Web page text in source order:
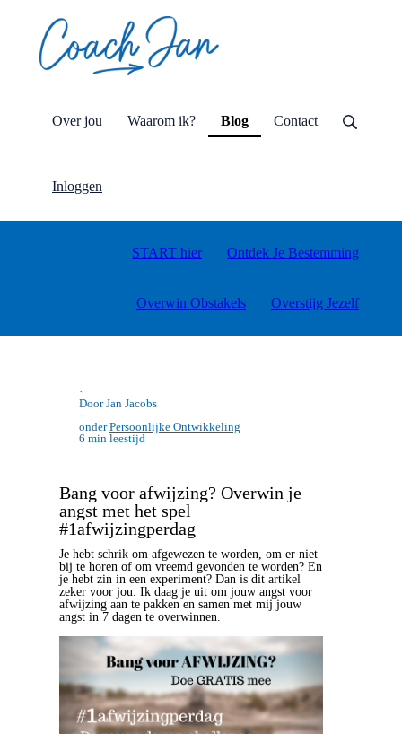
Over jou Waarom ik? Blog(current)
Contact
Inloggen
START hier Ontdek Je Bestemming
Overwin Obstakels Overstijg Jezelf
·
Door Jan Jacobs
·
onderPersoonlijke Ontwikkeling
6 min leestijd
Bang voor afwijzing? Overwin je
angst met het spel
#1afwijzingperdag
Je hebt schrik om afgewezen te worden, om er niet
bij te horen of om vreemd gevonden te worden? En
je hebt zin in een experiment? Dan is dit artikel
zeker voor jou. Ik daag je uit om jouw angst voor
afwijzing aan te pakken en samen met mij jouw
angst in 7 dagen te overwinnen.